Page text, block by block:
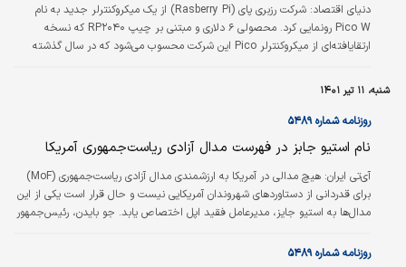
دنياي اقتصاد:
شرکت رزبری پای (Rasberry Pi) از یک میکروکنترلر جدید به نام‌
Pico W رونمایی کرد. محصولی ۶ دلاری و مبتنی بر چیپ RP۲۰۴۰ که نسخه
ارتقایافته‌ای از میکروکنترلر Pico این شرکت محسوب می‌شود که در سال گذشته
پروژه‌های مرتبط با اینترنت اشیا و موارد مشابه مفید خواهد بود. این میکروکنترلر
همچنین از لحاظ قیمت نیز گران‌تر از مدل پیکو است که با قیمت ۴ دلار…
شنبه، ۱۱ تیر ۱۴۰۱
روزنامه شماره ۵۴۸۹
نام استیو جابز در فهرست مدال آزادی ریاست‌جمهوری آمریکا
آي‌تي ايران:
هیچ مدالی در آمریکا به ارزشمندی مدال آزادی ریاست‌جمهوری (MoF)
برای قدردانی از دستاوردهای شهروندان آمریکایی نیست و حال قرار است یکی از این
مدال‌ها به استیو جایز، مدیرعامل فقید اپل اختصاص یابد. جو بایدن، رئیس‌جمهور
۱۷ نفر اعلام‌ شده، نام استیو جابز نیز مشاهده می‌شود.
روزنامه شماره ۵۴۸۹